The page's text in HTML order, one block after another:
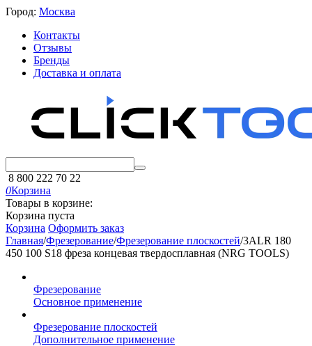
Город: Москва
Контакты
Отзывы
Бренды
Доставка и оплата
8 800 222 70 22
0Корзина
Товары в корзине:
Корзина пуста
Корзина Оформить заказ
Главная/Фрезерование/Фрезерование плоскостей/3ALR 180
450 100 S18 фреза концевая твердосплавная (NRG TOOLS)
Фрезерование
Основное применение
Фрезерование плоскостей
Дополнительное применение